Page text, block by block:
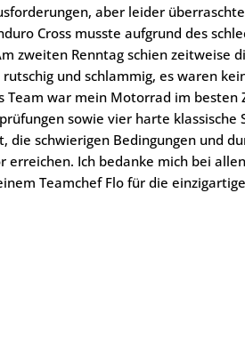
aber leider
Cross musste aufgrund des
zweiten Renntag schien zeitweise
und schlammig, es waren
Team war mein Motorrad im
sowie vier harte klassische
schwierigen Bedingungen und
erreichen. Ich bedanke mich bei
Teamchef Flo für die